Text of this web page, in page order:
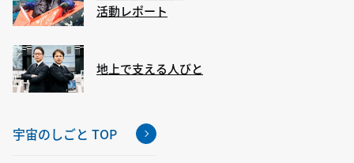
活動レポート
地上で支える人びと
宇宙のしごと TOP